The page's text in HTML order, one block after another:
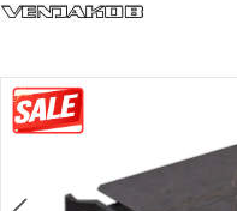
Bildergalerie überspringen